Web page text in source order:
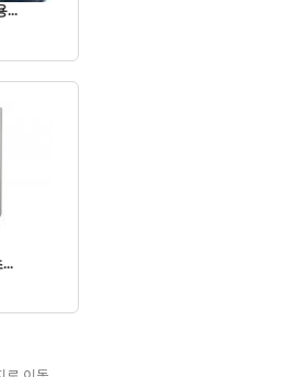
...